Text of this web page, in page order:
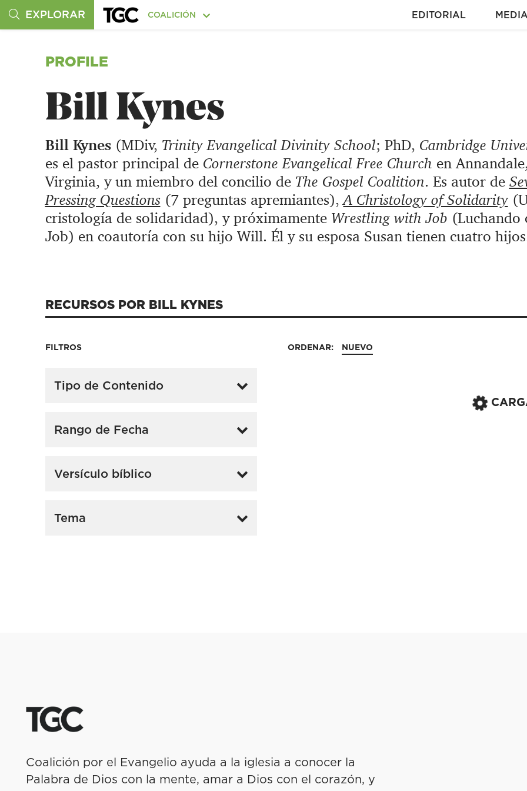
EXPLORAR COALICIÓN EDITORIAL
PROFILE
Bill Kynes
Bill Kynes(MDiv, Trinity Evangelical Divinity School; PhD, Cambridge
es el pastor principal de Cornerstone Evangelical Free Church en
Virginia, y un miembro del concilio de The Gospel Coalition. Es autor de
Pressing Questions (7 preguntas apremiantes),A Christology of Solidarity
cristología de solidaridad), y próximamente Wrestling with Job (Luchando
Job) en coautoría con su hijo Will. Él y su esposa Susan tienen cuatro
RECURSOS POR BILL KYNES
FILTROS
Tipo de Contenido
Rango de Fecha
Versículo bíblico
Tema
ORDENAR: NUEVO
Coalición por el Evangelio ayuda a la iglesia a conocer la
Palabra de Dios con la mente, amar a Dios con el corazón, y